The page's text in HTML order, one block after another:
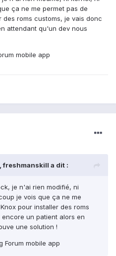
ça ne me permet pas de
roms customs, je vais donc
attendant qu'un dev nous
mobile app
freshmanskill a dit :
je n'ai rien modifié, ni
je vois que ça ne me
pour installer des roms
un patient alors en
une solution !
Forum mobile app